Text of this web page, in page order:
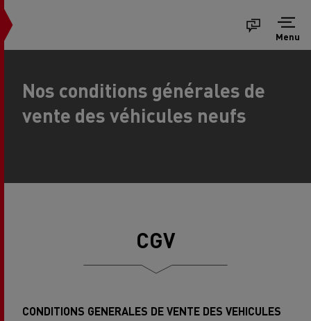
Menu
Nos conditions générales de
vente des véhicules neufs
CGV
CONDITIONS GENERALES DE VENTE DES VEHICULES